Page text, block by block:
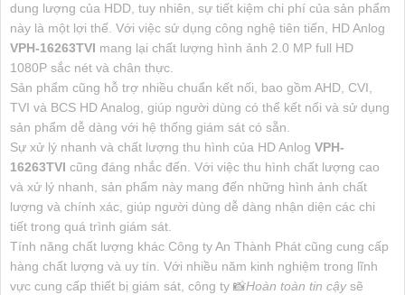
dung lượng của HDD, tuy nhiên, sự tiết kiệm chi phí của sản phẩm
này là một lợi thế. Với việc sử dụng công nghệ tiên tiến, HD Anlog
VPH-16263TVI mang lại chất lượng hình ảnh 2.0 MP full HD
1080P sắc nét và chân thực.
Sản phẩm cũng hỗ trợ nhiều chuẩn kết nối, bao gồm AHD, CVI,
TVI và BCS HD Analog, giúp người dùng có thể kết nối và sử dụng
sản phẩm dễ dàng với hệ thống giám sát có sẵn.
Sự xử lý nhanh và chất lượng thu hình của HD Anlog VPH-
16263TVI cũng đáng nhắc đến. Với việc thu hình chất lượng cao
và xử lý nhanh, sản phẩm này mang đến những hình ảnh chất
lượng và chính xác, giúp người dùng dễ dàng nhận diện các chi
tiết trong quá trình giám sát.
Tính năng chất lượng khác Công ty An Thành Phát cũng cung cấp
hàng chất lượng và uy tín. Với nhiều năm kinh nghiệm trong lĩnh
vực cung cấp thiết bị giám sát, công ty 📸Hoàn toàn tin cậysẽ